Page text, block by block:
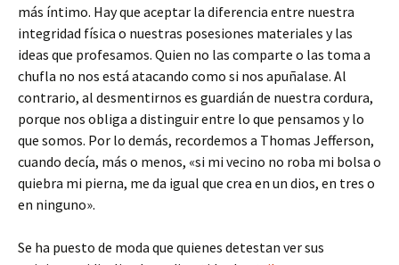
más íntimo. Hay que aceptar la diferencia entre nuestra
integridad física o nuestras posesiones materiales y las
ideas que profesamos. Quien no las comparte o las toma a
chufla no nos está atacando como si nos apuñalase. Al
contrario, al desmentirnos es guardián de nuestra cordura,
porque nos obliga a distinguir entre lo que pensamos y lo
que somos. Por lo demás, recordemos a Thomas Jefferson,
cuando decía, más o menos, «si mi vecino no roba mi bolsa o
quiebra mi pierna, me da igual que crea en un dios, en tres o
en ninguno».
Se ha puesto de moda que quienes detestan ver sus